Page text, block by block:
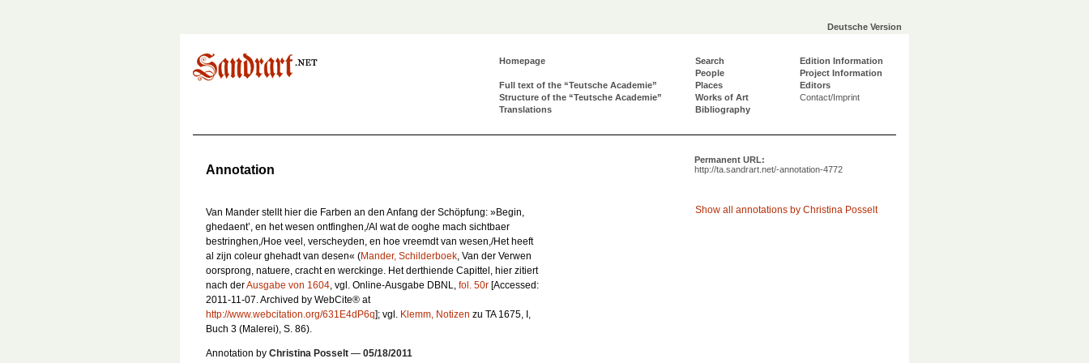
Deutsche Version
Homepage
Full text of the “Teutsche Academie”
Structure of the “Teutsche Academie”
Translations
Search
People
Places
Works of Art
Bibliography
Edition Information
Project Information
Editors
Contact/Imprint
Permanent URL:
http://ta.sandrart.net/-annotation-4772
Annotation
Show all annotations by Christina Posselt
Van Mander stellt hier die Farben an den Anfang der Schöpfung: »Begin,
ghedaent’, en het wesen ontfinghen,/Al wat de ooghe mach sichtbaer
bestringhen,/Hoe veel, verscheyden, en hoe vreemdt van wesen,/Het heeft
al zijn coleur ghehadt van desen« (Mander, Schilderboek, Van der Verwen
oorsprong, natuere, cracht en werckinge. Het derthiende Capittel , hier zitiert
nach derAusgabe von 1604, vgl. Online-Ausgabe DBNL, fol. 50r [Accessed:
2011-11-07. Archived by WebCite® at
http://www.webcitation.org/631E4dP6q]; vgl. Klemm, Notizen zu TA 1675, I,
Buch 3 (Malerei), S. 86).
Annotation by Christina Posselt — 05/18/2011